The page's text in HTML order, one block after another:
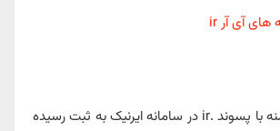
بر اساس آمار موجود، تا تاریخ ۵ آبان ۱۴۰۴، تعداد ۱,۷۳۵,۱۶۹ دامنه‌ با پسوند .ir در سامانه ایرنیک به ثبت رسیده